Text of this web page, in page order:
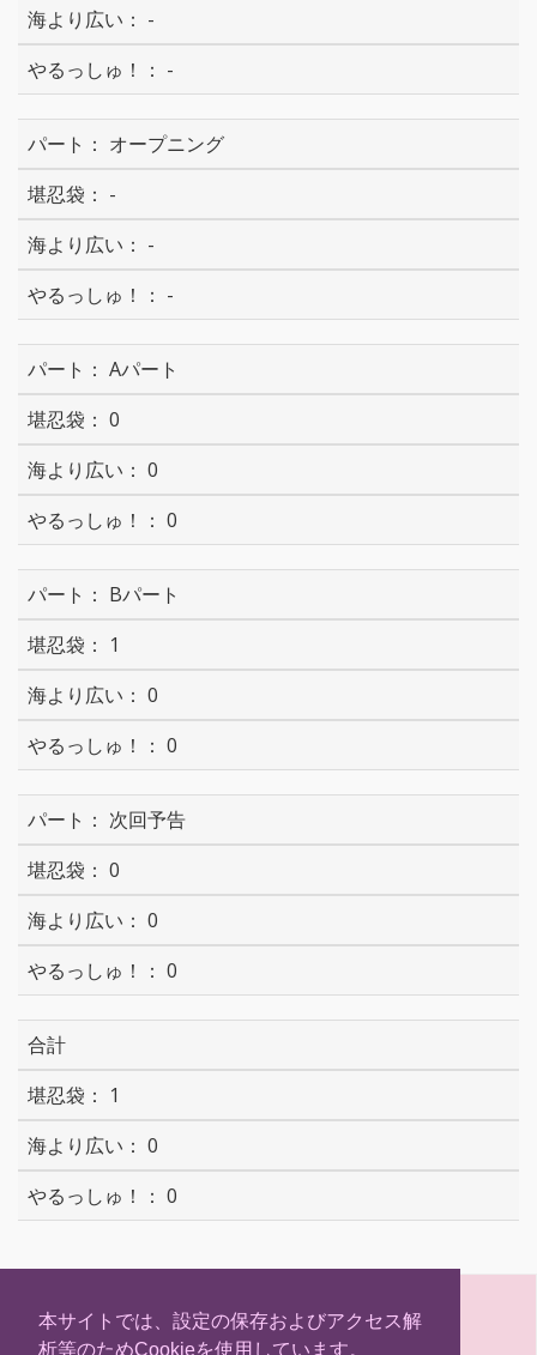
本サイトでは、設定の保存およびアクセス解
析等のためCookieを使用しています。
-
-
オープニング
-
-
-
Aパート
0
0
0
Bパート
1
0
0
次回予告
0
0
0
合計
1
0
0
h
a
w
i
a
c
a
t